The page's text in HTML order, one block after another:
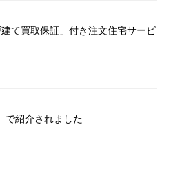
て買取保証」付き注文住宅サービ
で紹介されました